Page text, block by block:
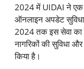
2024 में UIDAI ने एक
ऑनलाइन अपडेट सुविधा
2024 तक इस सेवा का
नागरिकों की सुविधा
किया है।